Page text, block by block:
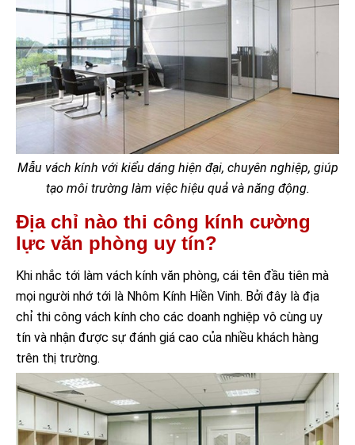
Mẫu vách kính với kiểu dáng hiện đại, chuyên nghiệp, giúp
tạo môi trường làm việc hiệu quả và năng động.
Địa chỉ nào thi công kính cường
lực văn phòng uy tín?
Khi nhắc tới làm vách kính văn phòng, cái tên đầu tiên mà
mọi người nhớ tới là Nhôm Kính Hiền Vinh. Bởi đây là địa
chỉ thi công vách kính cho các doanh nghiệp vô cùng uy
tín và nhận được sự đánh giá cao của nhiều khách hàng
trên thị trường.